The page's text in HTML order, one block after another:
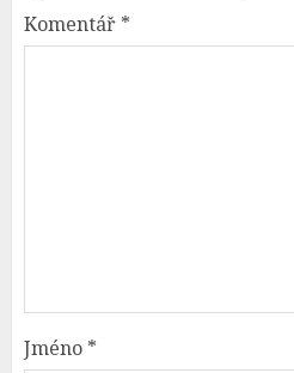
Komentář *
Jméno *